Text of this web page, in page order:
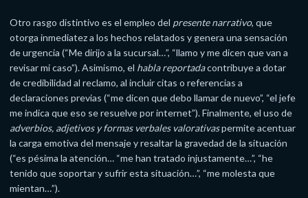
Otro rasgo distintivo es el empleo del presente narrativo, que
otorga inmediatez a los hechos relatados y genera una sensación
de urgencia (“Me dirijo a la sucursal…”, “llamo y me dicen que van a
revisar mi caso”). Asimismo, el habla reportadacontribuye a dotar
de credibilidad al reclamo, al incluir citas o referencias a
declaraciones previas (“me dicen que debo llamar de nuevo”, “el jefe
me indica que eso se resuelve por internet”). Finalmente, el uso de
adverbios, adjetivos y formas verbales valorativaspermite acentuar
la carga emotiva del mensaje y resaltar la gravedad de la situación
(“es pésima la atención… “me han tratado injustamente…”, “he
tenido que soportar y sufrir esta situación…”, “me molesta que
mientan…”).